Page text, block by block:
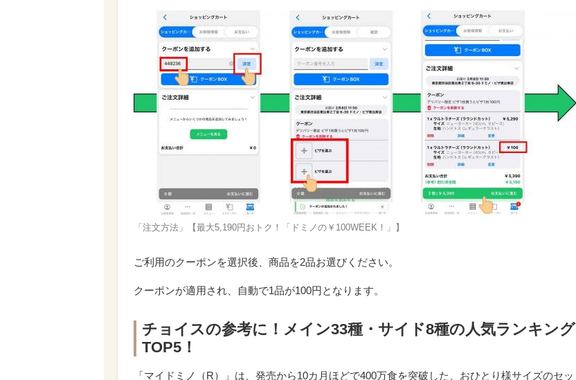
「注文方法」【最大5,190円おトク！「ドミノの￥100WEEK！」】
ご利用のクーポンを選択後、商品を2品お選びください。
クーポンが適用され、自動で1品が100円となります。
チョイスの参考に！メイン33種・サイド8種の人気ランキング
TOP5！
「マイドミノ（R）」は、発売から10カ月ほどで400万食を突破した、おひとり様サイズのセッ